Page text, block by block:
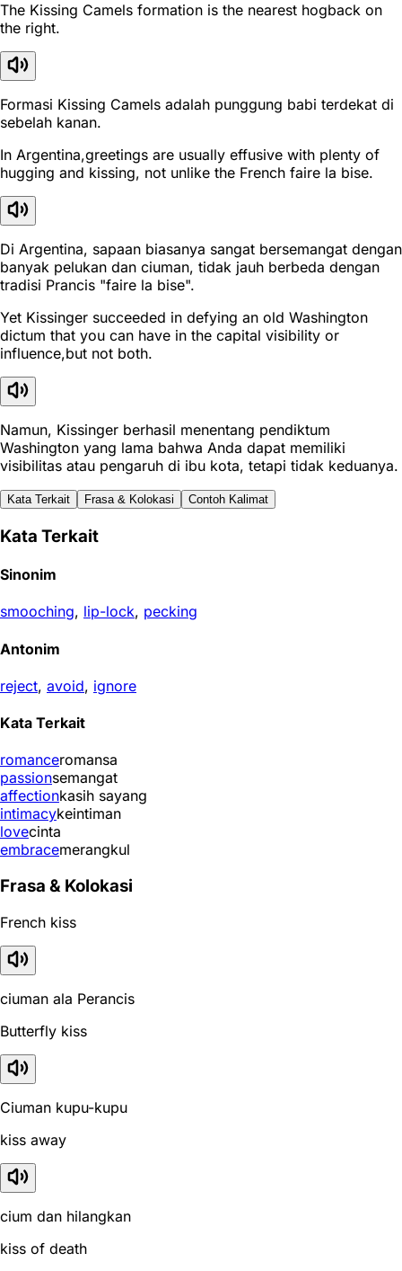
The Kissing Camels formation is the nearest hogback on
the right.
Formasi Kissing Camels adalah punggung babi terdekat di
sebelah kanan.
In Argentina,greetings are usually effusive with plenty of
hugging and kissing, not unlike the French faire la bise.
Di Argentina, sapaan biasanya sangat bersemangat dengan
banyak pelukan dan ciuman, tidak jauh berbeda dengan
tradisi Prancis "faire la bise".
Yet Kissinger succeeded in defying an old Washington
dictum that you can have in the capital visibility or
influence,but not both.
Namun, Kissinger berhasil menentang pendiktum
Washington yang lama bahwa Anda dapat memiliki
visibilitas atau pengaruh di ibu kota, tetapi tidak keduanya.
Kata Terkait Frasa & Kolokasi Contoh Kalimat
Kata Terkait
Sinonim
smooching, lip-lock, pecking
Antonim
reject, avoid, ignore
Kata Terkait
romanceromansa
passionsemangat
affectionkasih sayang
intimacykeintiman
lovecinta
embracemerangkul
Frasa & Kolokasi
French kiss
ciuman ala Perancis
Butterfly kiss
Ciuman kupu-kupu
kiss away
cium dan hilangkan
kiss of death